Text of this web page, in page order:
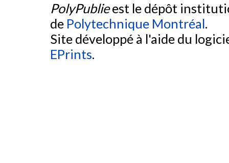
PolyPublieest le dépôt
de Polytechnique Montréal.
Site développé à l'aide du
EPrints.